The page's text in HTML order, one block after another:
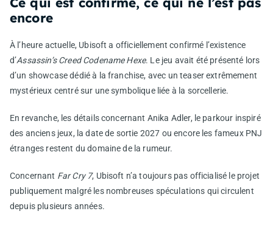
encore
À l’heure actuelle, Ubisoft a officiellement confirmé l’existence
d’Assassin’s Creed Codename Hexe. Le jeu avait été présenté lors
d’un showcase dédié à la franchise, avec un teaser extrêmement
mystérieux centré sur une symbolique liée à la sorcellerie.
En revanche, les détails concernant Anika Adler, le parkour inspiré
des anciens jeux, la date de sortie 2027 ou encore les fameux PNJ
étranges restent du domaine de la rumeur.
Concernant Far Cry 7, Ubisoft n’a toujours pas officialisé le projet
publiquement malgré les nombreuses spéculations qui circulent
depuis plusieurs années.